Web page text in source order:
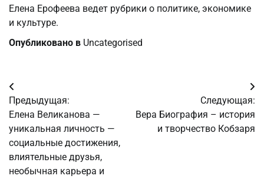
Елена Ерофеева ведет рубрики о политике, экономике
и культуре.
Опубликовано в Uncategorised
Навигация
по
записям
Предыдущая:
Елена Великанова —
уникальная личность —
социальные достижения,
влиятельные друзья,
необычная карьера и
Следующая:
Вера Биография – история
и творчество Кобзаря